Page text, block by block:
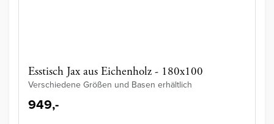
Esstisch Jax aus Eichenholz - 180x100
Verschiedene Größen und Basen erhältlich
949,-